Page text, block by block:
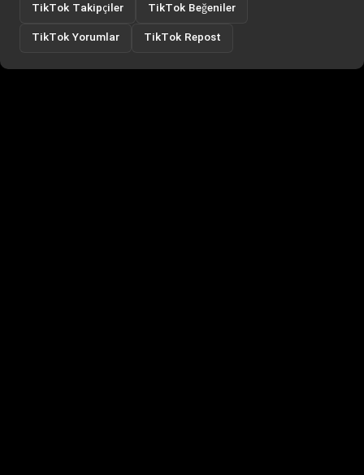
TikTok Takipçiler
TikTok Beğeniler
TikTok Yorumlar
TikTok Repost